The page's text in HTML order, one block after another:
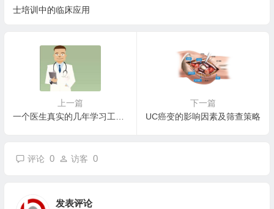
士培训中的临床应用
上一篇
下一篇
UC癌变的影响因素及筛查策略
评论 0 访客 0
发表评论